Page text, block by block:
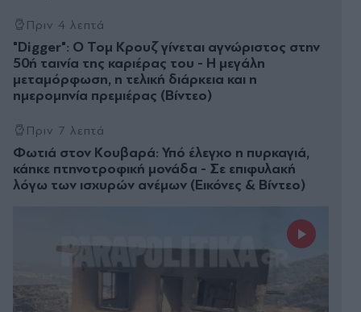
Πριν 4 λεπτά
"Digger": Ο Τομ Κρουζ γίνεται αγνώριστος στην
50ή ταινία της καριέρας του - Η μεγάλη
μεταμόρφωση, η τελική διάρκεια και η
ημερομηνία πρεμιέρας (Βίντεο)
Πριν 7 λεπτά
Φωτιά στον Κουβαρά: Υπό έλεγχο η πυρκαγιά,
κάηκε πτηνοτροφική μονάδα - Σε επιφυλακή
λόγω των ισχυρών ανέμων (Εικόνες & Βίντεο)